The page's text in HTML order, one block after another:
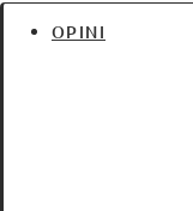
OPINI